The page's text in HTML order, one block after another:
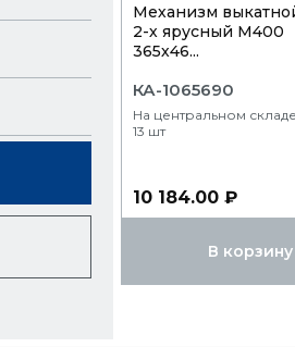
Механизм
2-х ярусный М400
365х46...
КА-1065690
На центральном
13 шт
10 184.00 ₽
В корзину